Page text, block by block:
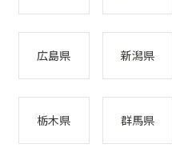
広島県 新潟県
栃木県 群馬県